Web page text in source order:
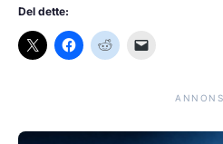
Del dette: